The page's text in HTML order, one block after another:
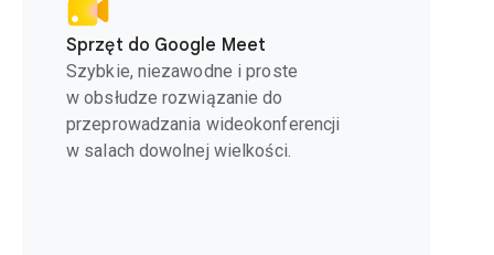
Sprzęt do Google Meet
Szybkie, niezawodne i proste
w obsłudze rozwiązanie do
przeprowadzania wideokonferencji
w salach dowolnej wielkości.